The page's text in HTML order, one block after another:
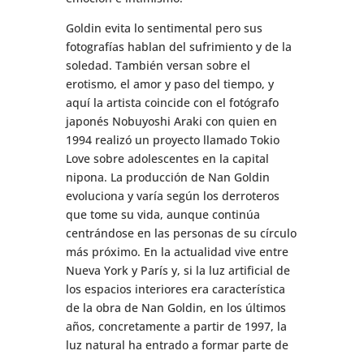
Goldin evita lo sentimental pero sus
fotografías hablan del sufrimiento y de la
soledad. También versan sobre el
erotismo, el amor y paso del tiempo, y
aquí la artista coincide con el fotógrafo
japonés Nobuyoshi Araki con quien en
1994 realizó un proyecto llamado Tokio
Love sobre adolescentes en la capital
nipona. La producción de Nan Goldin
evoluciona y varía según los derroteros
que tome su vida, aunque continúa
centrándose en las personas de su círculo
más próximo. En la actualidad vive entre
Nueva York y París y, si la luz artificial de
los espacios interiores era característica
de la obra de Nan Goldin, en los últimos
años, concretamente a partir de 1997, la
luz natural ha entrado a formar parte de